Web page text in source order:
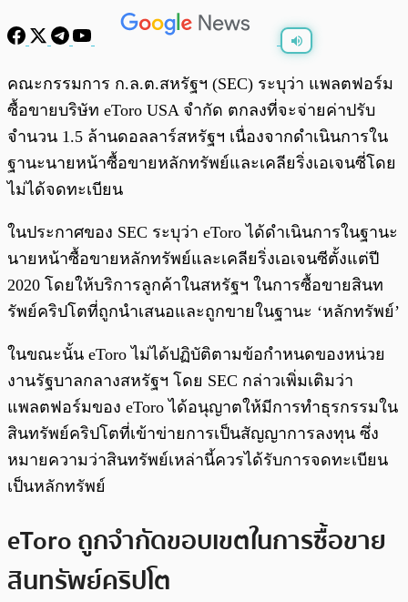
คณะกรรมการ ก.ล.ต.สหรัฐฯ (SEC) ระบุว่า แพลตฟอร์ม
ซื้อขายบริษัท eToro USA จำกัด ตกลงที่จะจ่ายค่าปรับ
จำนวน 1.5 ล้านดอลลาร์สหรัฐฯ เนื่องจากดำเนินการใน
ฐานะนายหน้าซื้อขายหลักทรัพย์และเคลียริ่งเอเจนซี่โดย
ไม่ได้จดทะเบียน
ในประกาศของ SEC ระบุว่า eToro ได้ดำเนินการในฐานะ
นายหน้าซื้อขายหลักทรัพย์และเคลียริ่งเอเจนซีตั้งแต่ปี
2020 โดยให้บริการลูกค้าในสหรัฐฯ ในการซื้อขายสินท
รัพย์คริปโตที่ถูกนำเสนอและถูกขายในฐานะ ‘หลักทรัพย์’
ในขณะนั้น eToro ไม่ได้ปฏิบัติตามข้อกำหนดของหน่วย
งานรัฐบาลกลางสหรัฐฯ โดย SEC กล่าวเพิ่มเติมว่า
แพลตฟอร์มของ eToro ได้อนุญาตให้มีการทำธุรกรรมใน
สินทรัพย์คริปโตที่เข้าข่ายการเป็นสัญญาการลงทุน ซึ่ง
หมายความว่าสินทรัพย์เหล่านี้ควรได้รับการจดทะเบียน
เป็นหลักทรัพย์
eToro ถูกจำกัดขอบเขตในการซื้อขาย
สินทรัพย์คริปโต